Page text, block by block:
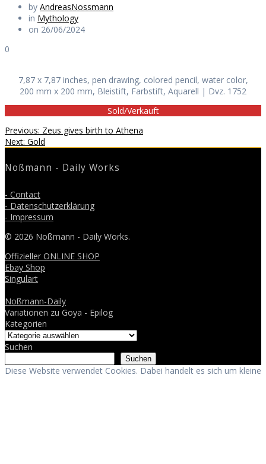
by AndreasNossmann
in Mythology
on 26/06/2024
0
7,87 x 7,87 inches, pen drawing, colored pencil, water color,
200 mm x 200 mm, Bleistift, Farbstift, Aquarell | Dvz. 1752
Sold/Verkauft
Beitragsnavigation
Previous: Previous
post:
Zeus gives birth to Athena
Next: Next
Gold
Noßmann - Daily Works
- Contact
- Datenschutzerklärung
- Impressum
© 2026 Noßmann - Daily Works.
Offizieller ONLINE SHOP
Ebay Shop
Singulart
Noßmann-Daily
Variationen zu Goya - Epilog
Kategorien
Suchen
Suchen
Diese Website verwendet Cookies. Dabei handelt es sich um kleine